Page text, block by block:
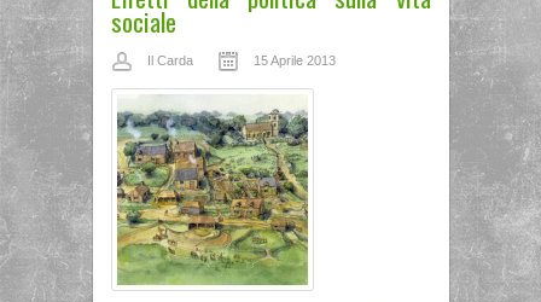
sociale
Il Carda 15 Aprile 2013